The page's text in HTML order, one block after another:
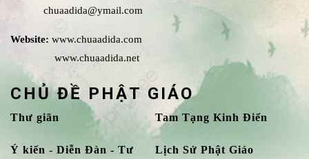
chuaadida@ymail.com
Website: www.chuaadida.com
www.chuaadida.net
CHỦ ĐỀ PHẬT GIÁO
Thư giãn
Ý kiến - Diễn Đàn - Tư
Tam Tạng Kinh Điển
Lịch Sử Phật Giáo